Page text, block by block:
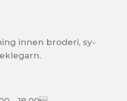
innen broderi, sy-